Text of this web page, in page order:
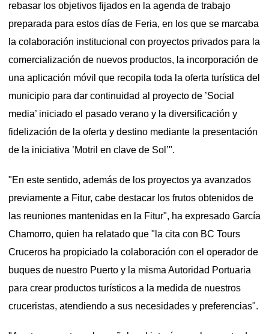
rebasar los objetivos fijados en la agenda de trabajo
preparada para estos días de Feria, en los que se marcaba
la colaboración institucional con proyectos privados para la
comercialización de nuevos productos, la incorporación de
una aplicación móvil que recopila toda la oferta turística del
municipio para dar continuidad al proyecto de ’Social
media’ iniciado el pasado verano y la diversificación y
fidelización de la oferta y destino mediante la presentación
de la iniciativa ’Motril en clave de Sol’".
"En este sentido, además de los proyectos ya avanzados
previamente a Fitur, cabe destacar los frutos obtenidos de
las reuniones mantenidas en la Fitur", ha expresado García
Chamorro, quien ha relatado que "la cita con BC Tours
Cruceros ha propiciado la colaboración con el operador de
buques de nuestro Puerto y la misma Autoridad Portuaria
para crear productos turísticos a la medida de nuestros
cruceristas, atendiendo a sus necesidades y preferencias".